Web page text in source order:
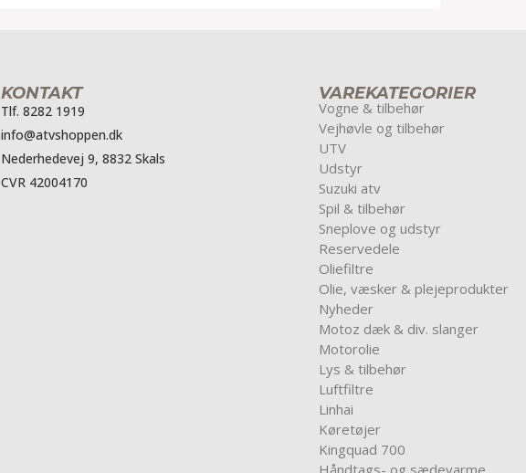
KONTAKT
Tlf. 8282 1919
info@atvshoppen.dk
Nederhedevej 9, 8832 Skals
CVR 42004170
VAREKATEGORIER
Vogne & tilbehør
Vejhøvle og tilbehør
UTV
Udstyr
Suzuki atv
Spil & tilbehør
Sneplove og udstyr
Reservedele
Oliefiltre
Olie, væsker & plejeprodukter
Nyheder
Motoz dæk & div. slanger
Motorolie
Lys & tilbehør
Luftfiltre
Linhai
Køretøjer
Kingquad 700
Håndtags- og sædevarme